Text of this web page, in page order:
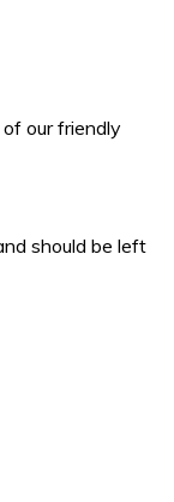
our friendly
should be left